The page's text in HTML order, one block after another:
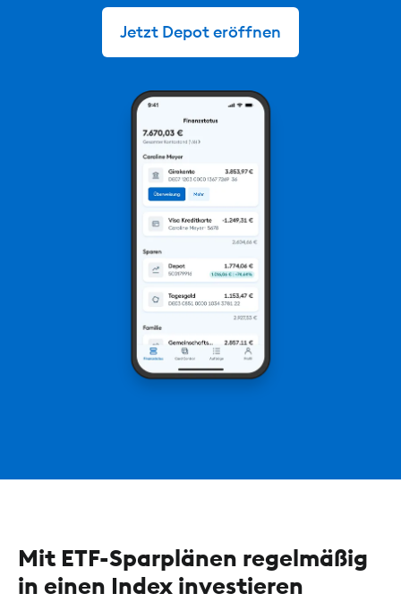
Jetzt Depot eröffnen
Mit ETF-Sparplänen regelmäßig
in einen Index investieren